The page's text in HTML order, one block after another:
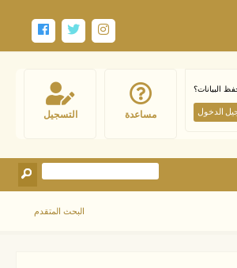
التسجيل مساعدة
البيانات؟
البحث المتقدم